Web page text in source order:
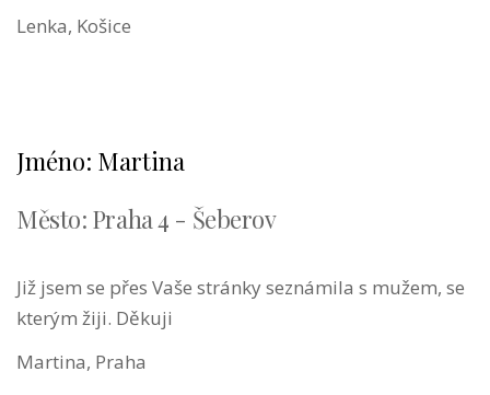
Lenka, Košice
Jméno: Martina
Město: Praha 4 - Šeberov
Již jsem se přes Vaše stránky seznámila s mužem, se
kterým žiji. Děkuji
Martina, Praha